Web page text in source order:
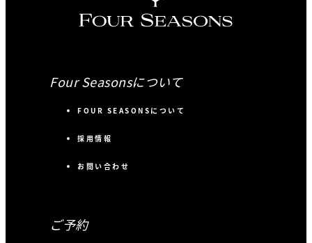
Four Seasonsについて
FOUR SEASONSについて
採用情報
お問い合わせ
ご予約